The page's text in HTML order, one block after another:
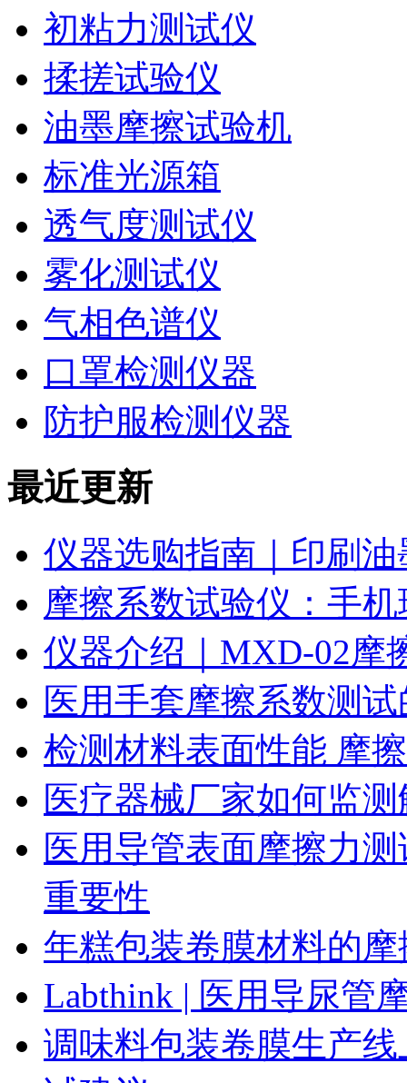
初粘力测试仪
揉搓试验仪
油墨摩擦试验机
标准光源箱
透气度测试仪
雾化测试仪
气相色谱仪
口罩检测仪器
防护服检测仪器
最近更新
仪器选购指南｜印刷
摩擦系数试验仪：手
仪器介绍｜MXD-02摩
医用手套摩擦系数测
检测材料表面性能 摩
医疗器械厂家如何监
医用导管表面摩擦力
重要性
年糕包装卷膜材料的
Labthink | 医用导尿管
调味料包装卷膜生产